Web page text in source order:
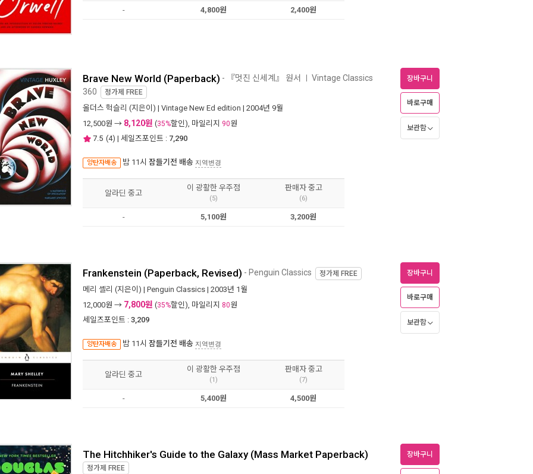
- 4,800원 2,400원
Brave New World (Paperback) - 『멋진 신세계』 원서 Vintage Classics
360 정가제 FREE
올더스 헉슬리 (지은이) | Vintage New Ed edition | 2004년 9월
12,500원 → 8,120원 (35%할인), 마일리지 90원
7.5 (4) | 세일즈포인트 : 7,290
양탄자배송 밤 11시 잠들기전 배송 지역변경
장바구니
바로구매
보관함
알라딘 중고
이 광활한 우주점
(5)
판매자 중고
(6)
- 5,100원 3,200원
Frankenstein (Paperback, Revised) - Penguin Classics 정가제 FREE
메리 셸리 (지은이) | Penguin Classics | 2003년 1월
12,000원 → 7,800원 (35%할인), 마일리지 80원
세일즈포인트 : 3,209
양탄자배송 밤 11시 잠들기전 배송 지역변경
장바구니
바로구매
보관함
알라딘 중고
이 광활한 우주점
(1)
판매자 중고
(7)
- 5,400원 4,500원
The Hitchhiker's Guide to the Galaxy (Mass Market Paperback)
정가제 FREE
장바구니